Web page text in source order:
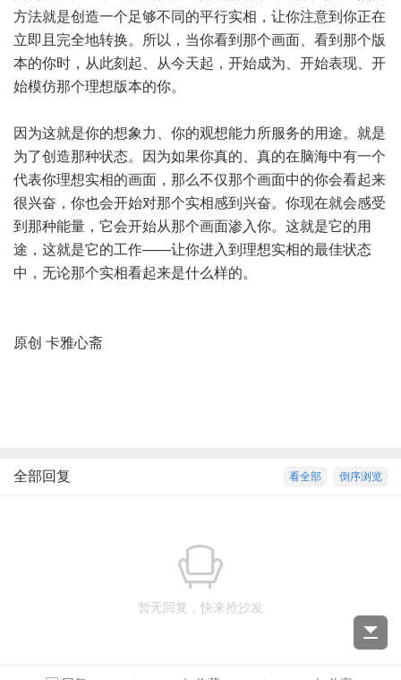
方法就是创造一个足够不同的平行实相，让你注意到你正在
立即且完全地转换。所以，当你看到那个画面、看到那个版
本的你时，从此刻起、从今天起，开始成为、开始表现、开
始模仿那个理想版本的你。
因为这就是你的想象力、你的观想能力所服务的用途。就是
为了创造那种状态。因为如果你真的、真的在脑海中有一个
代表你理想实相的画面，那么不仅那个画面中的你会看起来
很兴奋，你也会开始对那个实相感到兴奋。你现在就会感受
到那种能量，它会开始从那个画面渗入你。这就是它的用
途，这就是它的工作——让你进入到理想实相的最佳状态
中，无论那个实相看起来是什么样的。
原创 卡雅心斋
倒序浏览
看全部
全部回复
暂无回复，快来抢沙发